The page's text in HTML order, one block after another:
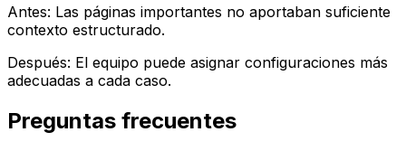
Antes: Las páginas importantes no aportaban suficiente
contexto estructurado.
Después: El equipo puede asignar configuraciones más
adecuadas a cada caso.
Preguntas frecuentes